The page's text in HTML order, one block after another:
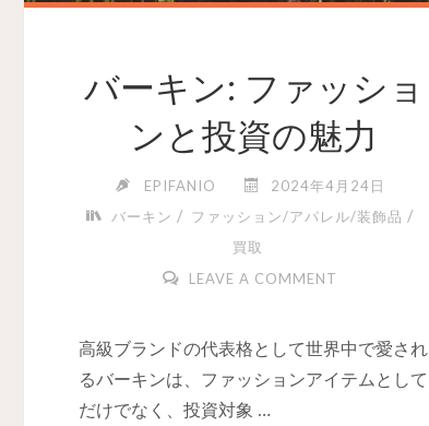
バーキン: ファッショ
ンと投資の魅力
EPIFANIO
2024年4月24日
バーキン / ファッション/アパレル/装飾品 /
買取
LEAVE A COMMENT
高級ブランドの代表格として世界中で愛され
るバーキンは、ファッションアイテムとして
だけでなく、投資対象 …